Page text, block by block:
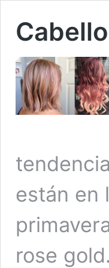
están en
rose